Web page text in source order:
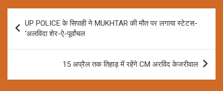
navigation
UP POLICE के सिपाही ने MUKHTAR की मौत पर लगाया स्टेटस-
‘अलविदा शेर-ऐ-पूर्वांचल
15 अप्रैल तक तिहाड़ में रहेंगे CM अरविंद केजरीवाल